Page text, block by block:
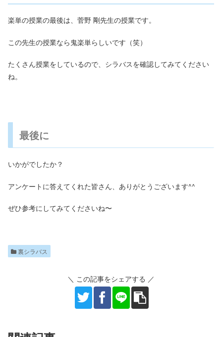
楽単の授業の最後は、菅野 剛先生の授業です。
この先生の授業なら鬼楽単らしいです（笑）
たくさん授業をしているので、シラバスを確認してみてください
ね。
最後に
いかがでしたか？
アンケートに答えてくれた皆さん、ありがとうございます^^
ぜひ参考にしてみてくださいね〜
裏シラバス
＼ この記事をシェアする ／